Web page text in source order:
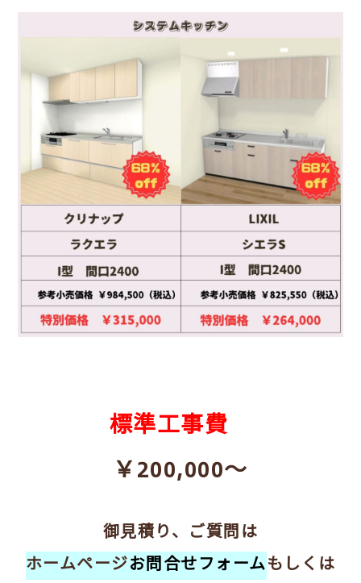
標準工事費
￥200,000～
御見積り、ご質問は
ホームページお問合せフォームもしくは